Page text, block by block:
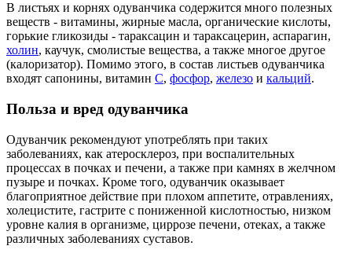
В листьях и корнях одуванчика содержится много полезных
веществ - витамины, жирные масла, органические кислоты,
горькие гликозиды - тараксацин и тараксацерин, аспарагин,
холин, каучук, смолистые вещества, а также многое другое
(калоризатор). Помимо этого, в состав листьев одуванчика
входят сапонины, витамин С, фосфор, железо и кальций.
Польза и вред одуванчика
Одуванчик рекомендуют употреблять при таких
заболеваниях, как атеросклероз, при воспалительных
процессах в почках и печени, а также при камнях в желчном
пузыре и почках. Кроме того, одуванчик оказывает
благоприятное действие при плохом аппетите, отравлениях,
холецистите, гастрите с пониженной кислотностью, низком
уровне калия в организме, циррозе печени, отеках, а также
различных заболеваниях суставов.